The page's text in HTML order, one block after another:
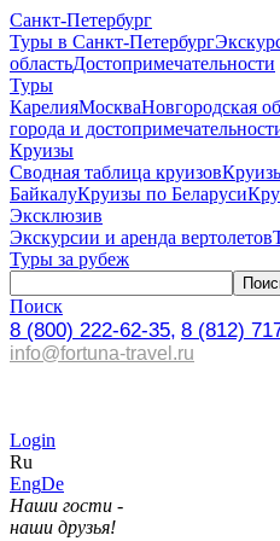
Санкт-Петербург
Туры в Санкт-Петербург
областьДостопримечательности
Туры
КарелияМоскваНовгородская
города и
Круизы
Сводная таблица круизов
БайкалуКруизы по Беларуси
Эксклюзив
Экскурсии и аренда вертолетов
Туры за рубеж
Поиск
8 (800) 222-62-35, 8 (812)
info@fortuna-travel.ru
Login
Ru
EngDe
Наши гости -
наши друзья!